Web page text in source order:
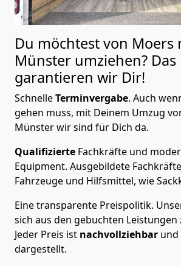
Du möchtest von Moers
Münster umziehen? Das
garantieren wir Dir!
SchnelleTerminvergabe. Auch
gehen muss, mit Deinem Umzug
Münster wir sind für Dich da.
Qualifizierte Fachkräfte und
Equipment. Ausgebildete
Fahrzeuge und Hilfsmittel, wie
Eine transparente Preispolitik.
sich aus den gebuchten Leistungen
Jeder Preis ist nachvollziehbar und
dargestellt.